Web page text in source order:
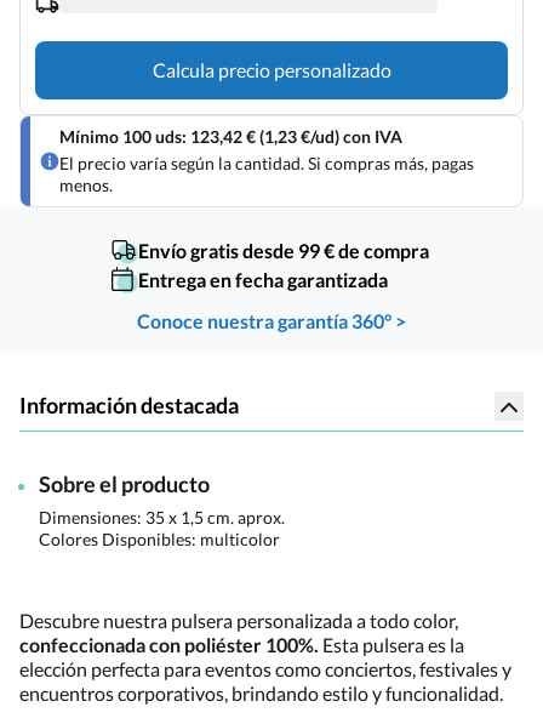
Calcula precio personalizado
Mínimo 100 uds: 123,42 € (1,23 €/ud) con IVA
El precio varía según la cantidad. Si compras más, pagas
menos.
Envío gratis desde 99 € de compra
Entrega en fecha garantizada
Conoce nuestra garantía 360° >
Información destacada
Sobre el producto
Dimensiones: 35 x 1,5 cm. aprox.
Colores Disponibles: multicolor
Descubre nuestra pulsera personalizada a todo color,
confeccionada con poliéster 100%. Esta pulsera es la
elección perfecta para eventos como conciertos, festivales y
encuentros corporativos, brindando estilo y funcionalidad.